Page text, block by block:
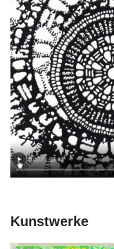
Kunstwerke